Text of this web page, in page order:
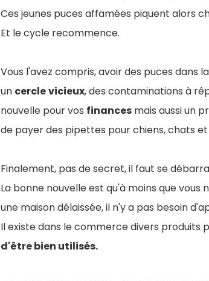
Ces jeunes puces affamées piquent alors
Et le cycle recommence.
Vous l'avez compris, avoir des puces dans
un cerclevicieux, des contaminations à
nouvelle pour vos finances mais aussi un
de payer des pipettes pour chiens, chats
Finalement, pas de secret, il faut se
La bonne nouvelle est qu'à moins que
une maison délaissée, il n'y a pas besoin
Il existe dans le commerce divers
d'être bien utilisés.